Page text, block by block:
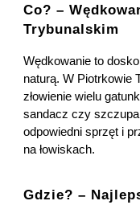
Co? –
Trybunalskim
Wędkowanie to
naturą. W Piotrkowie
złowienie wielu
sandacz czy
odpowiedni sprzęt i
na łowiskach.
Gdzie? –